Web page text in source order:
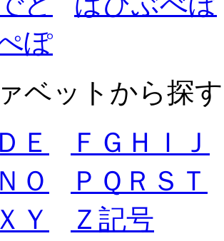
ぽ
ベットから探す
Ｄ Ｅ Ｆ Ｇ Ｈ Ｉ
Ｊ
Ｎ Ｏ Ｐ Ｑ Ｒ Ｓ Ｔ
Ｘ Ｙ Ｚ 記号